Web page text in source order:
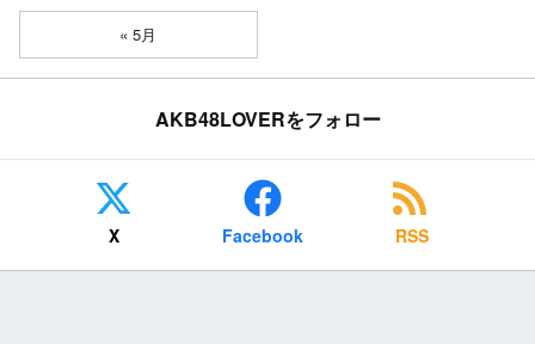
« 5月
AKB48LOVERをフォロー
X Facebook RSS